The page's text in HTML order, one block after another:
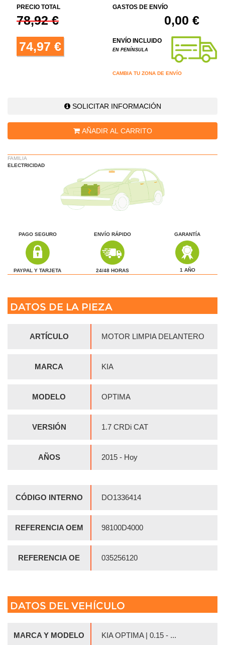
PRECIO TOTAL
78,92 €
74,97 €
GASTOS DE ENVÍO
0,00 €
ENVÍO INCLUIDO
EN PENÍNSULA
CAMBIA TU ZONA DE ENVÍO
SOLICITAR INFORMACIÓN
AÑADIR AL CARRITO
FAMILIA
ELECTRICIDAD
PAGO SEGURO
PAYPAL Y TARJETA
ENVÍO RÁPIDO
24/48 HORAS
GARANTÍA
1 AÑO
DATOS DE LA PIEZA
ARTÍCULO MOTOR LIMPIA DELANTERO
MARCA KIA
MODELO OPTIMA
VERSIÓN 1.7 CRDi CAT
AÑOS 2015 - Hoy
CÓDIGO INTERNO DO1336414
REFERENCIA OEM 98100D4000
REFERENCIA OE 035256120
DATOS DEL VEHÍCULO
MARCA Y MODELO KIA OPTIMA | 0.15 - ...